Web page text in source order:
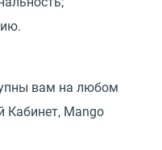
вам на любом
Кабинет, Mango